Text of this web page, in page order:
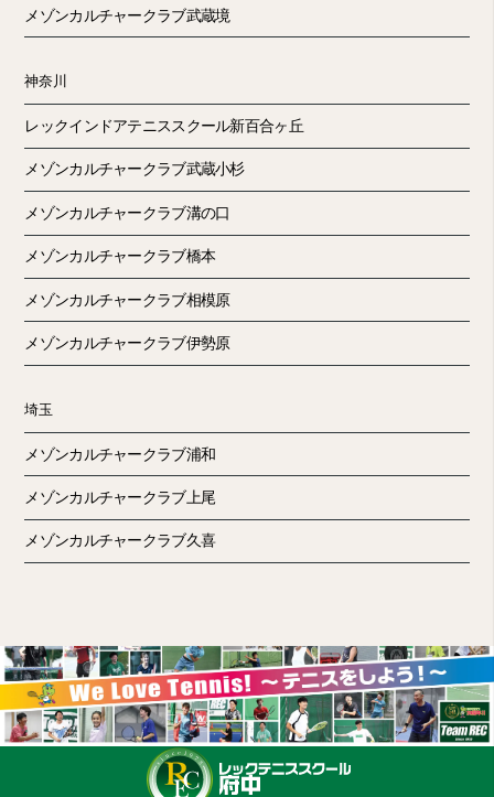
メゾンカルチャークラブ武蔵境
神奈川
レックインドアテニススクール新百合ヶ丘
メゾンカルチャークラブ武蔵小杉
メゾンカルチャークラブ溝の口
メゾンカルチャークラブ橋本
メゾンカルチャークラブ相模原
メゾンカルチャークラブ伊勢原
埼玉
メゾンカルチャークラブ浦和
メゾンカルチャークラブ上尾
メゾンカルチャークラブ久喜